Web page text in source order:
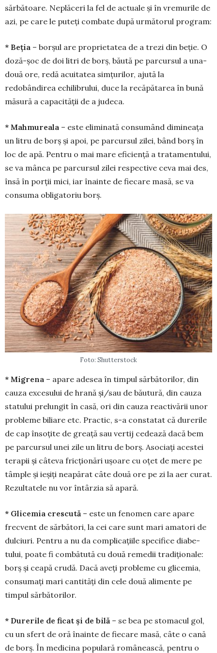
sărbă­toare. Neplăceri la fel de actuale și în vre­murile de
azi, pe care le puteți com­ba­te după următorul pro­gram:
* Beția – borșul are pro­prietatea de a trezi din beție. O
doză-șoc de doi litri de borș, băută pe parcursul a una-
două ore, redă acui­tatea simțurilor, ajută la
redobândirea echili­brului, duce la recăpătarea în bună
măsură a capaci­tății de a judeca.
* Mahmureala – este eli­minată consumând dimi­neața
un litru de borș și apoi, pe parcursul zilei, bând borș în
loc de apă. Pen­tru o mai mare eficiență a trata­men­tului,
se va mân­ca pe par­cursul zilei res­pective ceva mai des,
însă în porții mici, iar înainte de fie­care masă, se va
con­suma obli­ga­toriu borș.
Foto: Shutterstock
* Migrena – apare adesea în timpul săr­bătorilor, din
cauza excesului de hrană și/sau de băutură, din cauza
statului prelungit în casă, ori din cauza reac­tivării unor
pro­bleme biliare etc. Practic, s-a constatat că durerile
de cap însoțite de greață sau vertij cedează dacă bem
pe parcursul unei zile un litru de borș. Asociați acestei
terapii și câteva fricționări ușoare cu oțet de mere pe
tâmple și ieșiți neapărat câte două ore pe zi la aer curat.
Rezultatele nu vor întârzia să apară.
* Glicemia crescută – este un feno­men care apare
frecvent de sărbători, la cei care sunt mari amatori de
dulciuri. Pentru a nu da complicațiile specifice diabe­
tului, poate fi combătută cu două remedii tradițio­nale:
borș și ceapă crudă. Dacă aveți probleme cu glicemia,
consumați mari cantități din cele două ali­mente pe
timpul sărbătorilor.
* Durerile de ficat și de bilă – se bea pe stomacul gol,
cu un sfert de oră înainte de fiecare masă, câte o cană
de borș. În medicina populară românească, pen­tru o